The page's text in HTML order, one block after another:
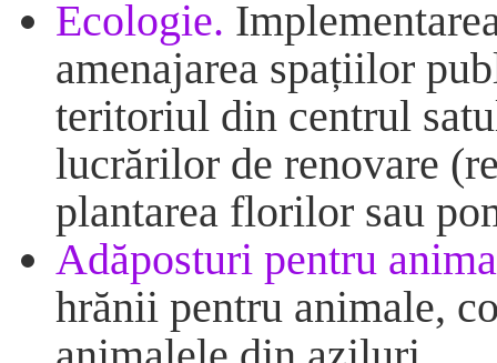
Ecologie.
amenajarea spațiilor
teritoriul din centrul
lucrărilor de renovare
plantarea florilor sau
Adăposturi pentru
hrănii pentru animale,